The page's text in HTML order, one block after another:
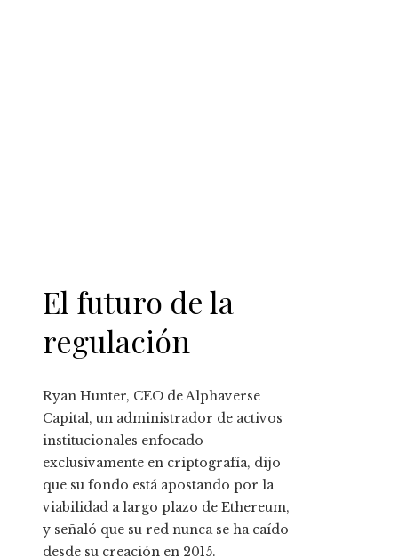
El futuro de la
regulación
Ryan Hunter, CEO de Alphaverse
Capital, un administrador de activos
institucionales enfocado
exclusivamente en criptografía, dijo
que su fondo está apostando por la
viabilidad a largo plazo de Ethereum,
y señaló que su red nunca se ha caído
desde su creación en 2015.